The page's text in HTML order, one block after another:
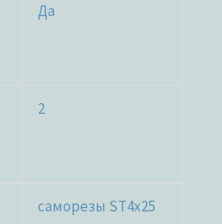
Да
2
саморезы ST4x25